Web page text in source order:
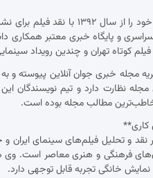
صباحی فعالیت حرفه‌ای
سراسری و پایگاه خبری معتبر
کوتاه تهران و چندین رویداد
تیم تحریریه مجله خبری جوان آنلاین
نظارت دارد و تیم نویسندگان
مطالب مجله بوده است.
و تحلیل فیلم‌های سینمای ایران و
فرهنگی و هنری معاصر است.
نمایش خانگی تجربه قابل توجهی دارد.